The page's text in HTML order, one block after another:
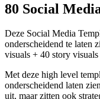
80 Social
Deze Social Media
onderscheidend te laten
visuals + 40 story
Met deze high level
onderscheidend laten
uit, maar zitten ook